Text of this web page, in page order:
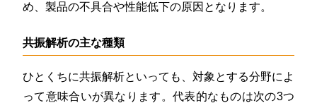
め、製品の不具合や性能低下の原因となります。
共振解析の主な種類
ひとくちに共振解析といっても、対象とする分野によ
って意味合いが異なります。代表的なものは次の3つ